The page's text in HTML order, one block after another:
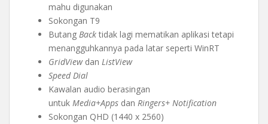
mahu digunakan
Sokongan T9
Butang Back tidak lagi mematikan aplikasi tetapi
menangguhkannya pada latar seperti WinRT
GridViewdan ListView
Speed Dial
Kawalan audio berasingan
untuk Media+Apps dan Ringers+ Notification
Sokongan QHD (1440 x 2560)